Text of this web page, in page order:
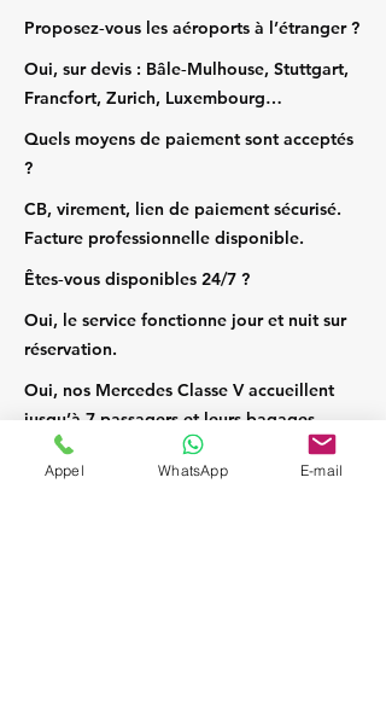
Proposez‑vous les aéroports à l’étranger ?
Oui, sur devis : Bâle‑Mulhouse, Stuttgart,
Francfort, Zurich, Luxembourg…
Quels moyens de paiement sont acceptés
?
CB, virement, lien de paiement sécurisé.
Facture professionnelle disponible.
Êtes‑vous disponibles 24/7 ?
Oui, le service fonctionne jour et nuit sur
réservation.
Oui, nos Mercedes Classe V accueillent
jusqu’à 7 passagers et leurs bagages.
Appel WhatsApp E-mail